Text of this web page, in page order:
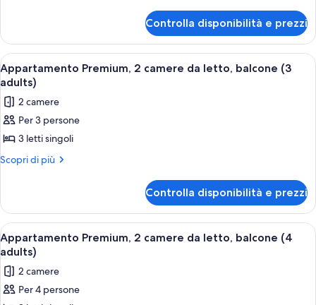
da
letto,
balcone
(2
adults)
Premium,
camere
da
balcone
(2
Controlla disponibilità e prezzi
Apri
tutte
le
foto
per
Appartamento
Premium,
da
letto,
balcone
(3
adults)
Un letto matrimoniale con due
7
Appartamento Premium, 2 camere da letto, balcone (3
adults)
2 camere
Per 3 persone
3 letti singoli
Scopri di più
Altri
Premium,
camere
da
balcone
(3
Controlla disponibilità e prezzi
Apri
tutte
le
foto
per
Un letto matrimoniale con due
7
Appartamento Premium, 2 camere da letto, balcone (4
adults)
2 camere
Per 4 persone